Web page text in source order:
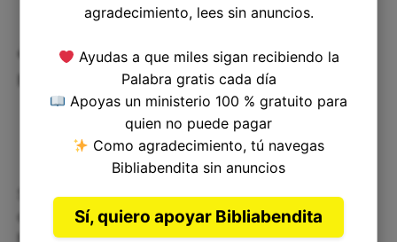
¿Cómo podemos ser humildes en
nuestra vida diaria?
Ser humilde no es fácil, pero es fundamental si
queremos tener una relación cercana con Dios. La
agradecimiento, lees sin anuncios.
Ayudas a que miles sigan recibiendo la
Palabra gratis cada día
Apoyas un ministerio 100 % gratuito para
quien no puede pagar
Como agradecimiento, tú navegas
Bibliabendita sin anuncios
Sí, quiero apoyar Bibliabendita